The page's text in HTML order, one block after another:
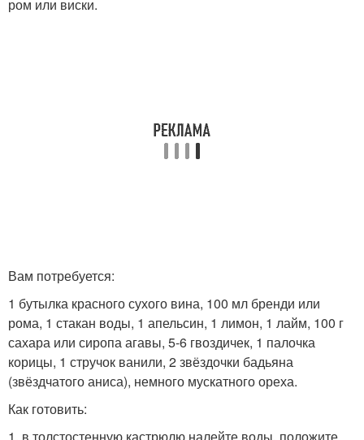
ром или виски.
Вам потребуется:
1 бутылка красного сухого вина, 100 мл бренди или
рома, 1 стакан воды, 1 апельсин, 1 лимон, 1 лайм, 100 г
сахара или сиропа агавы, 5-6 гвоздичек, 1 палочка
корицы, 1 стручок ванили, 2 звёздочки бадьяна
(звёздчатого аниса), немного мускатного ореха.
Как готовить: